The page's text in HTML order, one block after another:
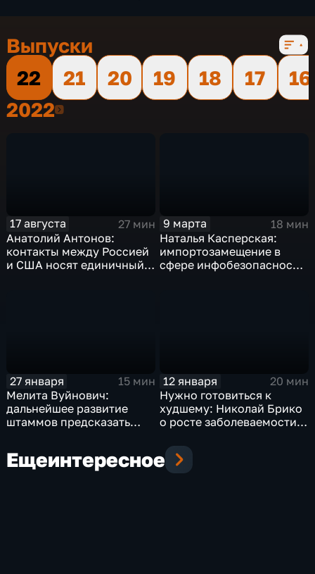
Выпуски
22
21 20 19 18 17
16
20222022
17 августа
27 мин
Анатолий Антонов:
контакты между Россией
и США носят единичный
9 марта
18 мин
Наталья Касперская:
импортозамещение в
сфере инфобезопасности
27 января
15 мин
Мелита Вуйнович:
дальнейшее развитие
штаммов предсказать
12 января
20 мин
Нужно готовиться к
худшему: Николай Брико
о росте заболеваемости
Ещеинтересное